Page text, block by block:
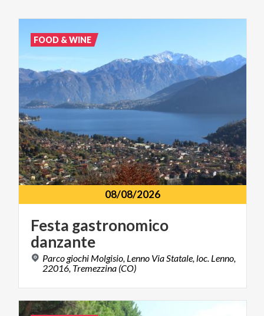
08/08/2026
Festa gastronomico
danzante
Parco giochi Molgisio, Lenno Via Statale, loc. Lenno,
22016, Tremezzina (CO)
FOOD & WINE